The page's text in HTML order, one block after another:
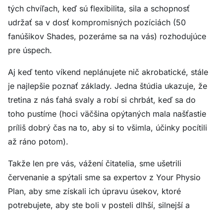
tých chvíľach, keď sú flexibilita, sila a schopnosť
udržať sa v dosť kompromisných pozíciách (50
fanúšikov Shades, pozeráme sa na vás) rozhodujúce
pre úspech.
Aj keď tento víkend neplánujete nič akrobatické, stále
je najlepšie poznať základy. Jedna štúdia ukazuje, že
tretina z nás ťahá svaly a robí si chrbát, keď sa do
toho pustíme (hoci väčšina opýtaných mala našťastie
príliš dobrý čas na to, aby si to všimla, účinky pocítili
až ráno potom).
Takže len pre vás, vážení čitatelia, sme ušetrili
červenanie a spýtali sme sa expertov z Your Physio
Plan, aby sme získali ich úpravu úsekov, ktoré
potrebujete, aby ste boli v posteli dlhší, silnejší a